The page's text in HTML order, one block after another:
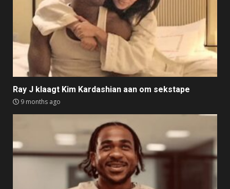
Ray J klaagt Kim Kardashian aan om sekstape
9 months ago